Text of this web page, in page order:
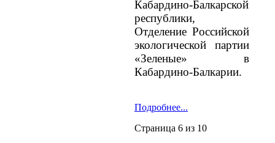
Кабардино-Балкарской
республики,
Отделение Российской
экологической партии
«Зеленые» в
Кабардино-Балкарии.
Подробнее...
Страница 6 из 10